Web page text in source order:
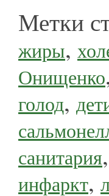
Метки
жиры,
Онищенко
голод,
санитария,
инфаркт,